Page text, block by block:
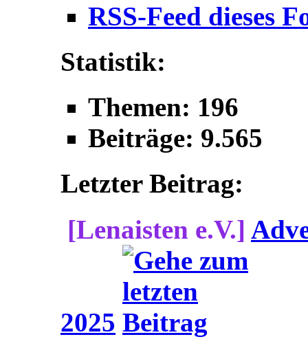
RSS-Feed dieses
Statistik:
Themen: 196
Beiträge: 9.565
Letzter Beitrag:
[Lenaisten e.V.]
2025